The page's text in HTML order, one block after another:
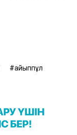
айыппұл